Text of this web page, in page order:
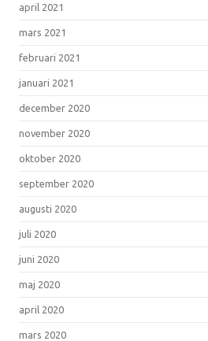
april 2021
mars 2021
februari 2021
januari 2021
december 2020
november 2020
oktober 2020
september 2020
augusti 2020
juli 2020
juni 2020
maj 2020
april 2020
mars 2020